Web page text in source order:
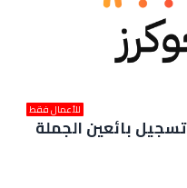
تسجيل بائعين الجملة
للأعمال فقط